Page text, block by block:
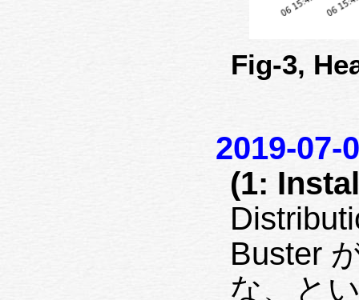
Fig-3,
2019-07-
(1:
Buster
な、と